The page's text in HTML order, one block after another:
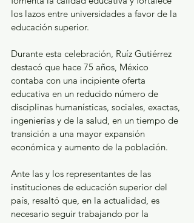
los lazos entre universidades a favor de la
educación superior.
Durante esta celebración, Ruíz Gutiérrez
destacó que hace 75 años, México
contaba con una incipiente oferta
educativa en un reducido número de
disciplinas humanísticas, sociales, exactas,
ingenierías y de la salud, en un tiempo de
transición a una mayor expansión
económica y aumento de la población.
Ante las y los representantes de las
instituciones de educación superior del
país, resaltó que, en la actualidad, es
necesario seguir trabajando por la